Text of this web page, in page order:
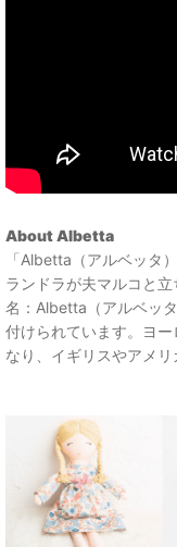
About Albetta
「Albetta（アルベッタ
ランドラが夫マルコと
名：Albetta（アルベッ
付けられています。ヨ
なり、イギリスやアメリ